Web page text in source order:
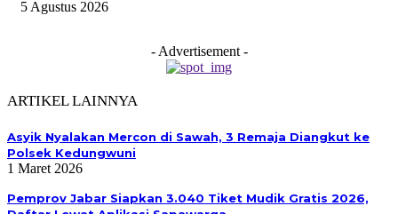
5 Agustus 2026
- Advertisement -
ARTIKEL LAINNYA
Asyik Nyalakan Mercon di Sawah, 3 Remaja Diangkut ke
Polsek Kedungwuni
1 Maret 2026
Pemprov Jabar Siapkan 3.040 Tiket Mudik Gratis 2026,